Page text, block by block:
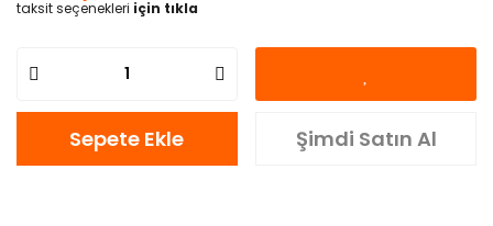
taksit seçenekleri için tıkla
Sepete Ekle Şimdi Satın Al